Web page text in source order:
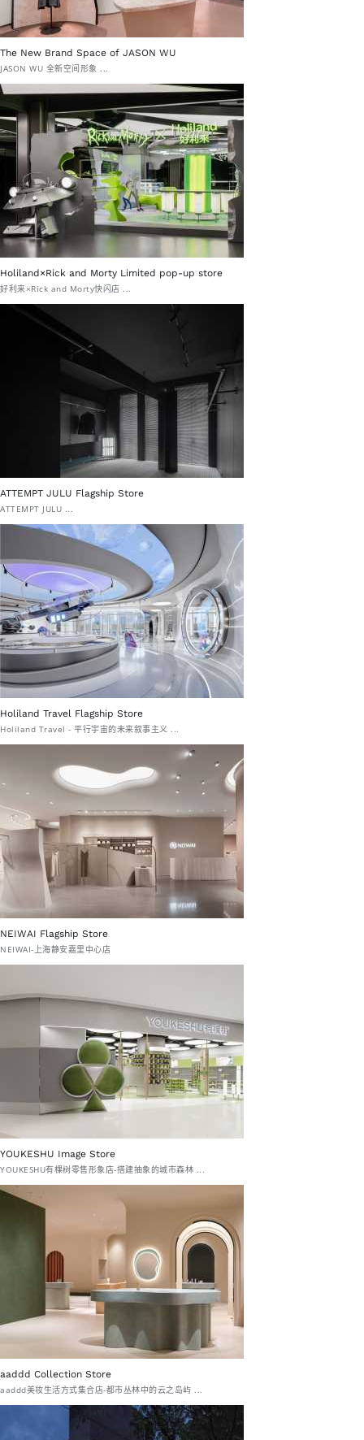
The New Brand Space of JASON WU
JASON WU 全新空间形象 ...
Holiland×Rick and Morty Limited pop-up store
好利来×Rick and Morty快闪店 ...
ATTEMPT JULU Flagship Store
ATTEMPT JULU ...
Holiland Travel Flagship Store
Holiland Travel - 平行宇宙的未来叙事主义 ...
NEIWAI Flagship Store
NEIWAI-上海静安嘉里中心店
YOUKESHU Image Store
YOUKESHU有棵树零售形象店-搭建抽象的城市森林 ...
aaddd Collection Store
aaddd美妆生活方式集合店-都市丛林中的云之岛屿 ...